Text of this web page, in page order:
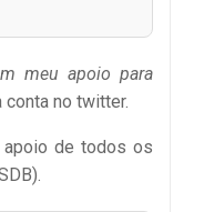
meu apoio para
conta no twitter.
apoio de todos os